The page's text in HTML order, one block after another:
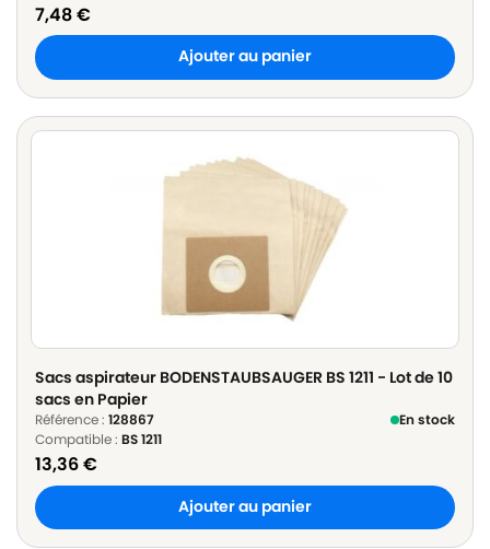
7,48€
Ajouter au panier
Sacs aspirateur BODENSTAUBSAUGER BS 1211 - Lot de 10
sacs en Papier
Référence : 128867
En stock
Compatible : BS 1211
13,36€
Ajouter au panier